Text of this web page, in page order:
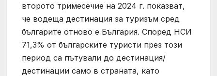
второто тримесечие на 2024 г. показват,
че водеща дестинация за туризъм сред
българите отново е България. Според НСИ
71,3% от българските туристи през този
период са пътували до дестинация/
дестинации само в страната, като